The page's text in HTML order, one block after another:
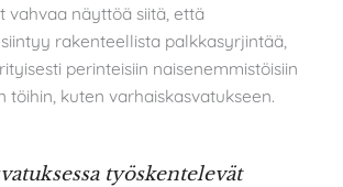
vahvaa näyttöä siitä, että
rakenteellista palkkasyrjintää,
perinteisiin naisenemmistöisiin
töihin, kuten varhaiskasvatukseen.
työskentelevät